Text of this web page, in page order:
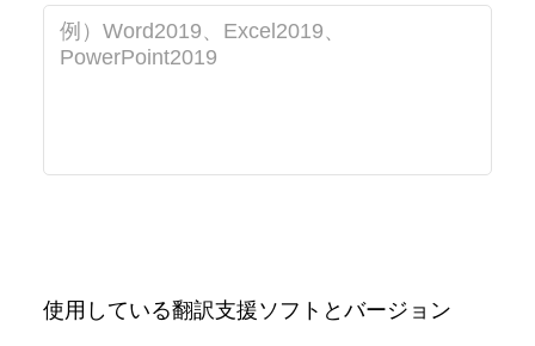
使用している翻訳支援ソフトとバージョン